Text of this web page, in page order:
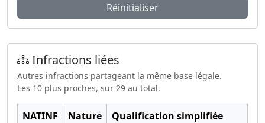
Réinitialiser
Infractions liées
Autres infractions partageant la même base légale.
Les 10 plus proches, sur 29 au total.
NATINF Nature
Qualification simplifiée